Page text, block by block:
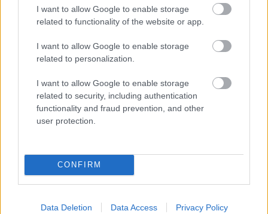
I want to allow Google to enable storage
related to functionality of the website or app.
I want to allow Google to enable storage
related to personalization.
I want to allow Google to enable storage
related to security, including authentication
functionality and fraud prevention, and other
user protection.
CONFIRM
Data Deletion Data Access Privacy Policy